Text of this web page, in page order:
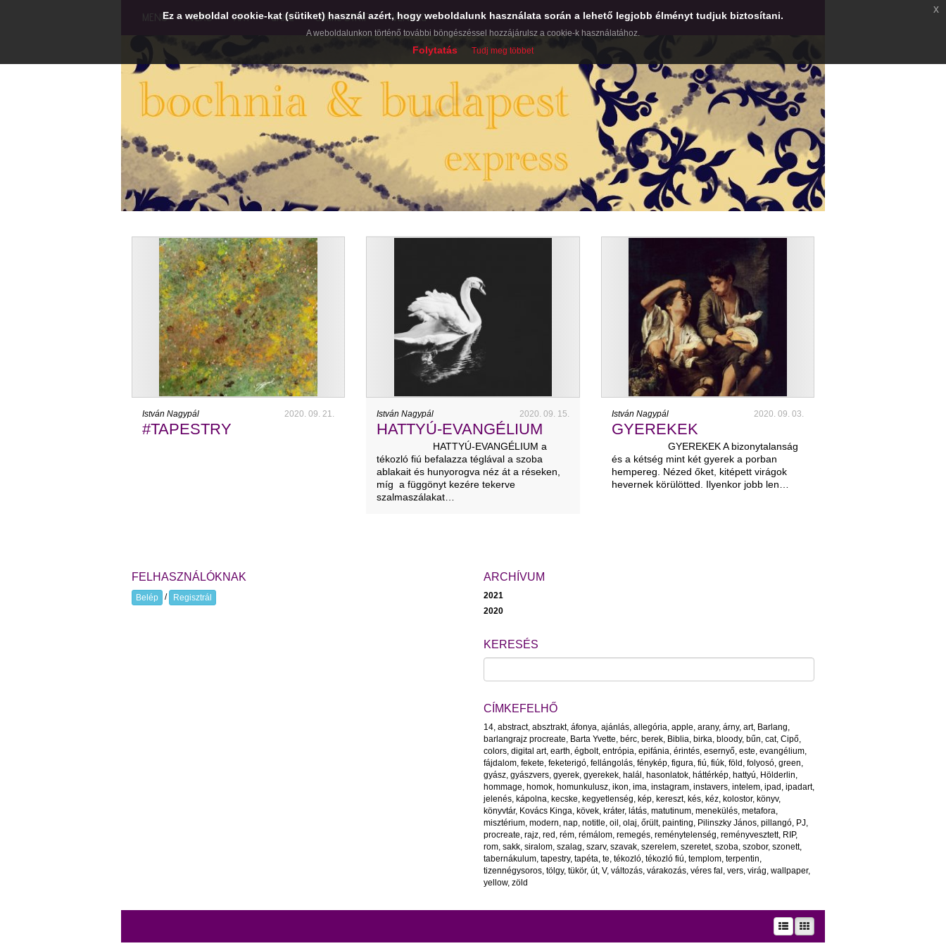
MENU VERS ART GAME COMIC STRIP VENDÉG
István Nagypál 2020. 09. 21.
#TAPESTRY
István Nagypál 2020. 09. 15.
HATTYÚ-EVANGÉLIUM
HATTYÚ-EVANGÉLIUM a
tékozló fiú befalazza téglával a szoba
ablakait és hunyorogva néz át a réseken,
míg a függönyt kezére tekerve
szalmaszálakat…
István Nagypál 2020. 09. 03.
GYEREKEK
GYEREKEK A bizonytalanság
és a kétség mint két gyerek a porban
hempereg. Nézed őket, kitépett virágok
hevernek körülötted. Ilyenkor jobb len…
FELHASZNÁLÓKNAK
Belép / Regisztrál
ARCHÍVUM
2021
2020
KERESÉS
CÍMKEFELHŐ
14, abstract, absztrakt, áfonya, ajánlás, allegória, apple, arany, árny, art, Barlang,
barlangrajz procreate, Barta Yvette, bérc, berek, Biblia, birka, bloody, bűn, cat, Cipő,
colors, digital art, earth, égbolt, entrópia, epifánia, érintés, esernyő, este, evangélium,
fájdalom, fekete, feketerigó, fellángolás, fénykép, figura, fiú, fiúk, föld , folyosó, green,
gyász, gyászvers, gyerek, gyerekek, halál , hasonlatok, háttérkép, hattyú, Hölderlin,
hommage, homok, homunkulusz, ikon, ima, instagram, instavers, intelem, ipad , ipadart,
jelenés, kápolna, kecske, kegyetlenség, kép, kereszt, kés, kéz, kolostor, könyv,
könyvtár, Kovács Kinga, kövek, kráter, látás, matutinum, menekülés, metafora,
misztérium, modern, nap, notitle, oil , olaj, őrült, painting, Pilinszky János, pillangó, PJ,
procreate, rajz, red , rém, rémálom, remegés, reménytelenség, reményvesztett, RIP,
rom, sakk, siralom, szalag, szarv, szavak, szerelem, szeretet, szoba, szobor, szonett,
tabernákulum, tapestry, tapéta, te, tékozló, tékozló fiú, templom, terpentin,
tizennégysoros, tölgy, tükör, út, V, változás, várakozás, véres fal , vers, virág, wallpaper,
yellow, zöld
Ez a weboldal cookie-kat (sütiket) használ azért, hogy weboldalunk használata során a lehető legjobb élményt tudjuk biztosítani.
A weboldalunkon történő további böngészéssel hozzájárulsz a cookie-k használatához.
Folytatás Tudj meg többet
x